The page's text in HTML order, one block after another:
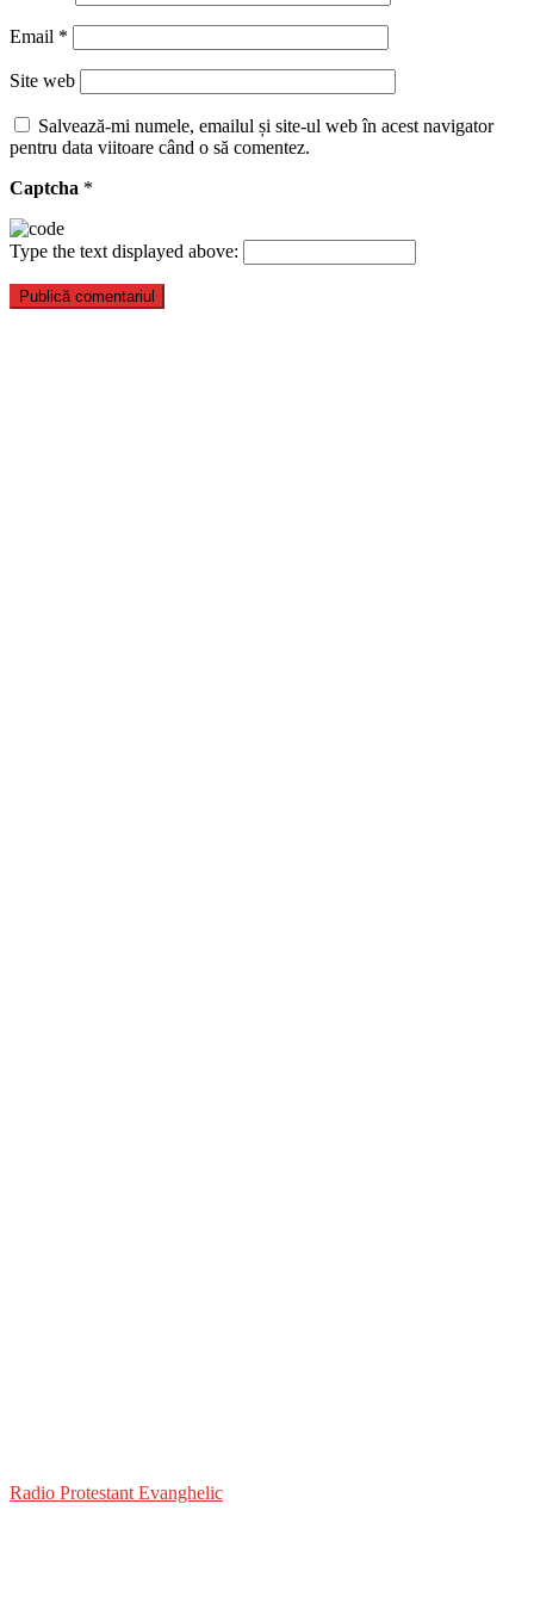
Email *
Site web
Salvează-mi numele, emailul și site-ul web în acest navigator
pentru data viitoare când o să comentez.
Captcha *
Type the text displayed above:
Radio Protestant Evanghelic